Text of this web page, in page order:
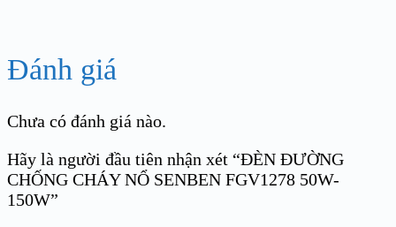
Đánh giá
Chưa có đánh giá nào.
Hãy là người đầu tiên nhận xét “ĐÈN ĐƯỜNG
CHỐNG CHÁY NỔ SENBEN FGV1278 50W-
150W”